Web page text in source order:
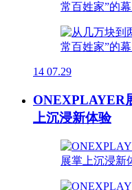
14 07.29
ONEXPLAYER
上沉浸新体验